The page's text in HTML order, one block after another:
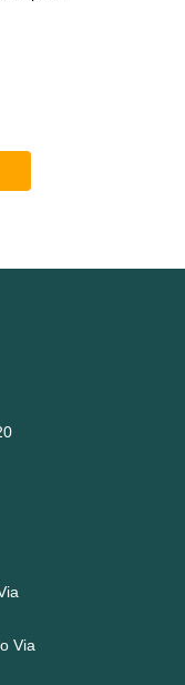
Via